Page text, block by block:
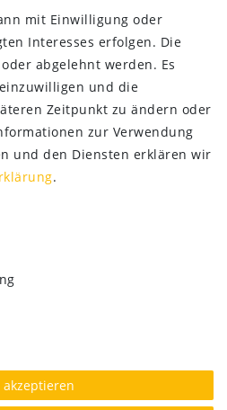
mit Einwilligung oder
Interesses erfolgen. Die
abgelehnt werden. Es
und die
Zeitpunkt zu ändern oder
zur Verwendung
und den Diensten erklären wir
.
akzeptieren